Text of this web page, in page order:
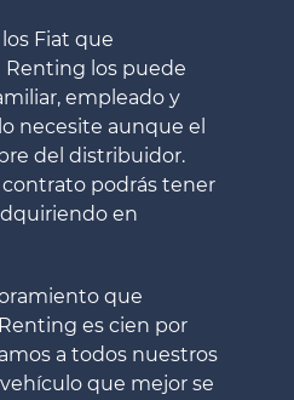
Fiat que
los puede
empleado y
necesite aunque el
del distribuidor.
podrás tener
en
que
es cien por
a todos nuestros
que mejor se